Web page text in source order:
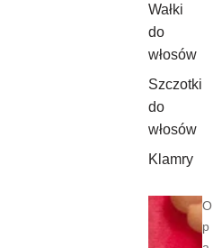
Wałki
do
włosów
Szczotki
do
włosów
Klamry
O
p